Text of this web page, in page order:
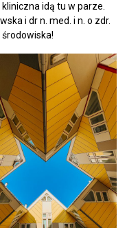
idą tu w parze.
i dr n. med. i n. o zdr.